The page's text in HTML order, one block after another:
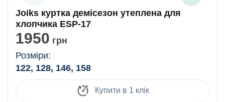
Joiks куртка демісезон утеплена для
хлопчика ESP-17
1950 грн
Розміри:
122, 128, 146, 158
Купити в 1 клік